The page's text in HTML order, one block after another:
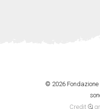
© 2026
Credit